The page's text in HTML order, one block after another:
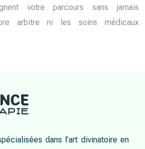
votre parcours sans jamais
arbitre ni les soins médicaux
dans l’art divinatoire en